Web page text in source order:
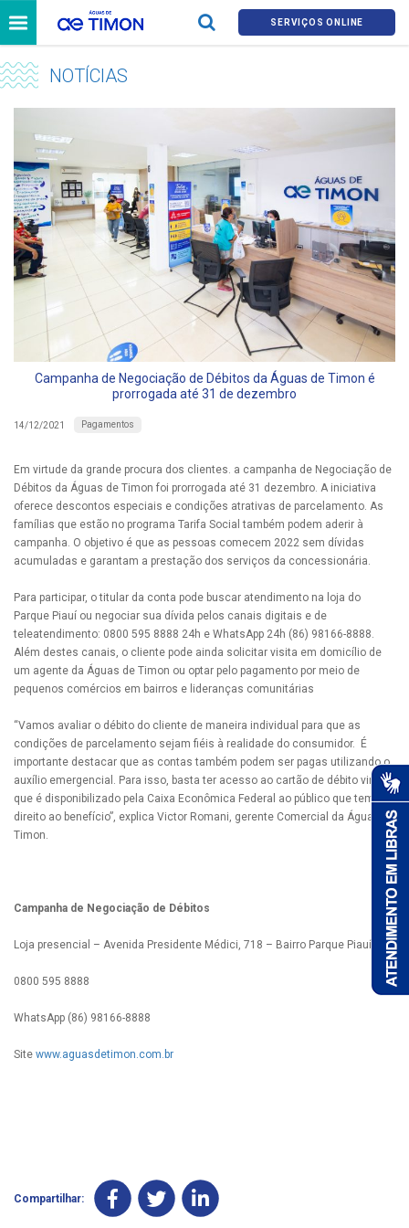
SERVIÇOS ONLINE
NOTÍCIAS
Campanha de Negociação de Débitos da Águas de Timon é
prorrogada até 31 de dezembro
14/12/2021 Pagamentos
Em virtude da grande procura dos clientes. a campanha de Negociação de
Débitos da Águas de Timon foi prorrogada até 31 dezembro. A iniciativa
oferece descontos especiais e condições atrativas de parcelamento. As
famílias que estão no programa Tarifa Social também podem aderir à
campanha. O objetivo é que as pessoas comecem 2022 sem dívidas
acumuladas e garantam a prestação dos serviços da concessionária.
Para participar, o titular da conta pode buscar atendimento na loja do
Parque Piauí ou negociar sua dívida pelos canais digitais e de
teleatendimento: 0800 595 8888 24h e WhatsApp 24h (86) 98166-8888.
Além destes canais, o cliente pode ainda solicitar visita em domicílio de
um agente da Águas de Timon ou optar pelo pagamento por meio de
pequenos comércios em bairros e lideranças comunitárias
“Vamos avaliar o débito do cliente de maneira individual para que as
condições de parcelamento sejam fiéis à realidade do consumidor. É
importante destacar que as contas também podem ser pagas utilizando o
auxílio emergencial. Para isso, basta ter acesso ao cartão de débito virtual,
que é disponibilizado pela Caixa Econômica Federal ao público que tem
direito ao benefício”, explica Victor Romani, gerente Comercial da Águas de
Timon.
Campanha de Negociação de Débitos
Loja presencial – Avenida Presidente Médici, 718 – Bairro Parque Piauí
0800 595 8888
WhatsApp (86) 98166-8888
Site www.aguasdetimon.com.br
Compartilhar: